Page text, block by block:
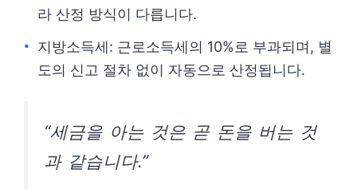
라 산정 방식이 다릅니다.
지방소득세: 근로소득세의 10%로 부과되며, 별
도의 신고 절차 없이 자동으로 산정됩니다.
“세금을 아는 것은 곧 돈을 버는 것
과 같습니다.”